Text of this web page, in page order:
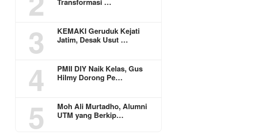
3
KEMAKI Geruduk Kejati
Jatim, Desak Usut …
4
PMII DIY Naik Kelas, Gus
Hilmy Dorong Pe…
5
Moh Ali Murtadho, Alumni
UTM yang Berkip…